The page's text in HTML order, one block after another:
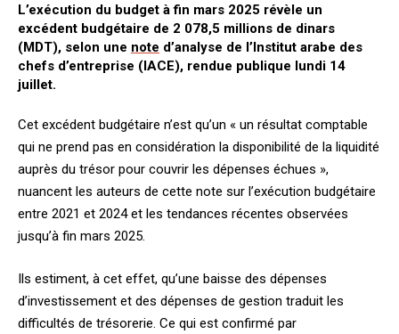
L’exécution du budget à fin mars 2025 révèle un
excédent budgétaire de 2 078,5 millions de dinars
(MDT), selon une note d’analyse de l’Institut arabe des
chefs d’entreprise (IACE), rendue publique lundi 14
juillet.
Cet excédent budgétaire n’est qu’un « un résultat comptable
qui ne prend pas en considération la disponibilité de la liquidité
auprès du trésor pour couvrir les dépenses échues »,
nuancent les auteurs de cette note sur l’exécution budgétaire
entre 2021 et 2024 et les tendances récentes observées
jusqu’à fin mars 2025.
Ils estiment, à cet effet, qu’une baisse des dépenses
d’investissement et des dépenses de gestion traduit les
difficultés de trésorerie. Ce qui est confirmé par